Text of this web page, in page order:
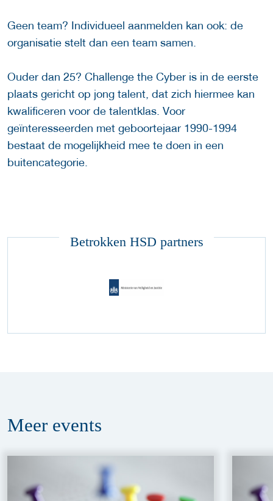
Geen team? Individueel aanmelden kan ook: de
organisatie stelt dan een team samen.
Ouder dan 25? Challenge the Cyber is in de eerste
plaats gericht op jong talent, dat zich hiermee kan
kwalificeren voor de talentklas. Voor
geïnteresseerden met geboortejaar 1990-1994
bestaat de mogelijkheid mee te doen in een
buitencategorie.
Betrokken HSD partners
Meer events